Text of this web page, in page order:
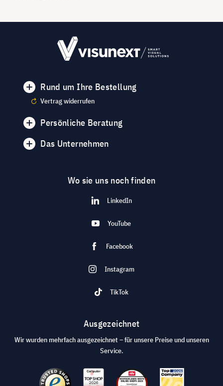
Rund um Ihre Bestellung
Vertrag widerrufen
Persönliche Beratung
Das Unternehmen
Wo sie uns noch finden
LinkedIn
YouTube
Facebook
Instagram
TikTok
Ausgezeichnet
Wir wurden mehrfach ausgezeichnet – für unsere Preise und unseren
Service.